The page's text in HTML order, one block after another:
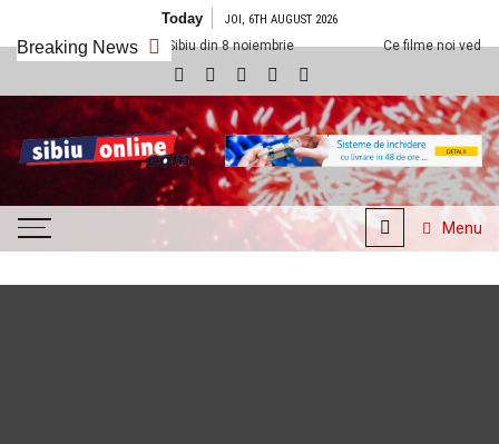
Today JOI, 6TH AUGUST 2026
Breaking News
Cineplexx Sibiu din 8 noiembrie Ce filme noi vedem la Cineplexx
SibiuOnline.com
… locatii si evenimente din
Sibiu!!!
Menu